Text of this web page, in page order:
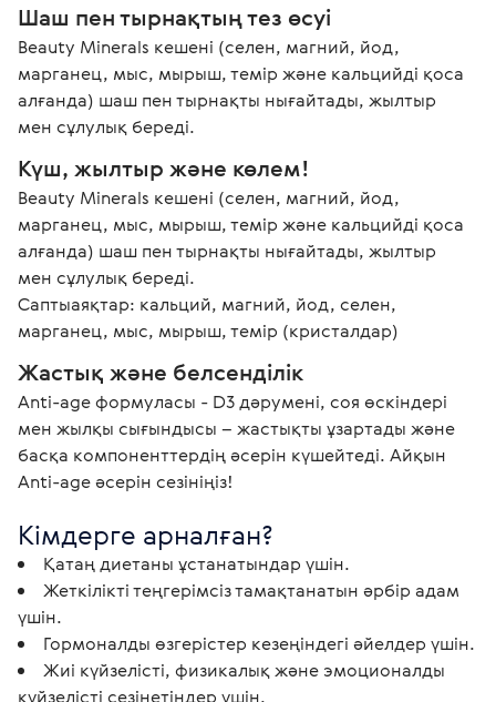
Шаш пен тырнақтың тез өсуі
Beauty Minerals кешені (селен, магний, йод,
марганец, мыс, мырыш, темір және кальцийді қоса
алғанда) шаш пен тырнақты нығайтады, жылтыр
мен сұлулық береді.
Күш, жылтыр және көлем!
Beauty Minerals кешені (селен, магний, йод,
марганец, мыс, мырыш, темір және кальцийді қоса
алғанда) шаш пен тырнақты нығайтады, жылтыр
мен сұлулық береді.
Саптыаяқтар: кальций, магний, йод, селен,
марганец, мыс, мырыш, темір (кристалдар)
Жастық және белсенділік
Anti-age формуласы - D3 дәрумені, соя өскіндері
мен жылқы сығындысы – жастықты ұзартады және
басқа компоненттердің әсерін күшейтеді. Айқын
Anti-age әсерін сезініңіз!
Кімдерге арналған?
Қатаң диетаны ұстанатындар үшін.
Жеткілікті теңгерімсіз тамақтанатын әрбір адам
үшін.
Гормоналды өзгерістер кезеңіндегі әйелдер үшін.
Жиі күйзелісті, физикалық және эмоционалды
күйзелісті сезінетіндер үшін.